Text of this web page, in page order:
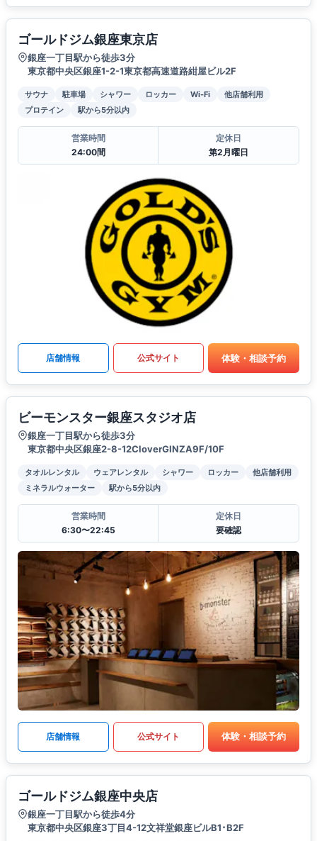
ゴールドジム銀座東京店
銀座一丁目駅から徒歩3分
東京都中央区銀座1-2-1東京都高速道路紺屋ビル2F
サウナ 駐車場 シャワー ロッカー Wi-Fi
他店舗利用
プロテイン
駅から5分以内
営業時間
24:00間
定休日
第2月曜日
店舗情報 公式サイト 体験・相談予約
ビーモンスター銀座スタジオ店
銀座一丁目駅から徒歩3分
東京都中央区銀座2-8-12CloverGINZA9F/10F
タオルレンタル ウェアレンタル シャワー ロッカー
他店舗利用
ミネラルウォーター
駅から5分以内
営業時間
6:30〜22:45
定休日
要確認
店舗情報 公式サイト 体験・相談予約
ゴールドジム銀座中央店
銀座一丁目駅から徒歩4分
東京都中央区銀座3丁目4-12文祥堂銀座ビルB1･B2F